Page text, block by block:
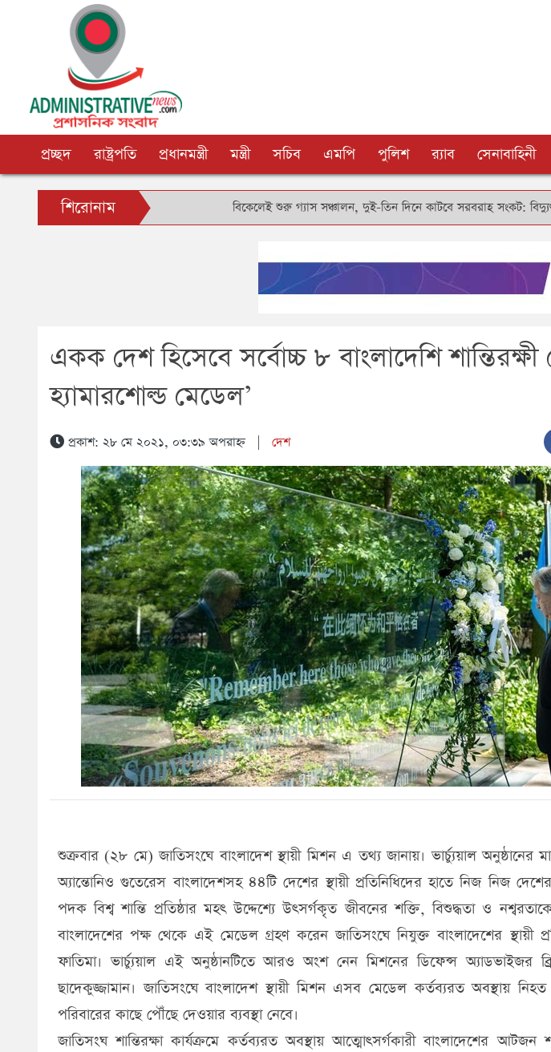
প্রচ্ছদ রাষ্ট্রপতি প্রধানমন্ত্রী মন্ত্রী সচিব এমপি পুলিশ র‍্যাব সেনাবাহিনী
শিরোনাম বিকেলেই শুরু গ্যাস সঞ্চালন, দুই-তিন দিনে কাটবে সরবরাহ সংকট: বিদ্যুৎমন্ত্রী**
একক দেশ হিসেবে সর্বোচ্চ ৮ বাংলাদেশি
হ্যামারশোল্ড মেডেল’
প্রকাশ: ২৮ মে ২০২১, ০৩:৩৯ অপরাহ্ন| দেশ
শুক্রবার (২৮ মে) জাতিসংঘে বাংলাদেশ স্থায়ী মিশন এ তথ্য জানায়। ভার্চ্যুয়াল অনুষ্ঠানের
অ্যান্তোনিও গুতেরেস বাংলাদেশসহ ৪৪টি দেশের স্থায়ী প্রতিনিধিদের হাতে নিজ নিজ
পদক বিশ্ব শান্তি প্রতিষ্ঠার মহৎ উদ্দেশ্যে উৎসর্গকৃত জীবনের শক্তি, বিশুদ্ধতা ও
বাংলাদেশের পক্ষ থেকে এই মেডেল গ্রহণ করেন জাতিসংঘে নিযুক্ত বাংলাদেশের স্থায়ী
ফাতিমা। ভার্চ্যুয়াল এই অনুষ্ঠানটিতে আরও অংশ নেন মিশনের ডিফেন্স অ্যাডভাইজর
ছাদেকুজ্জামান। জাতিসংঘে বাংলাদেশ স্থায়ী মিশন এসব মেডেল কর্তব্যরত অবস্থায় নিহত
পরিবারের কাছে পৌঁছে দেওয়ার ব্যবস্থা নেবে।
জাতিসংঘ শান্তিরক্ষা কার্যক্রমে কর্তব্যরত অবস্থায় আত্মোৎসর্গকারী বাংলাদেশের আটজন